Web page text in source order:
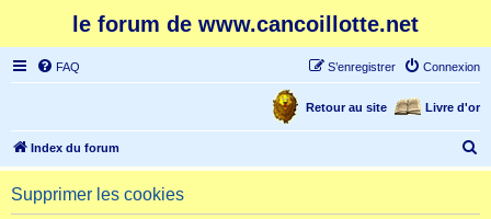
le forum de www.cancoillotte.net
FAQ Connexion
S’enregistrer
Livre d'or
Retour au site
Index du forum
e
Supprimer les cookies